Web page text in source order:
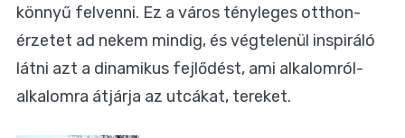
könnyű felvenni. Ez a város tényleges otthon-
érzetet ad nekem mindig, és végtelenül inspiráló
látni azt a dinamikus fejlődést, ami alkalomról-
alkalomra átjárja az utcákat, tereket.